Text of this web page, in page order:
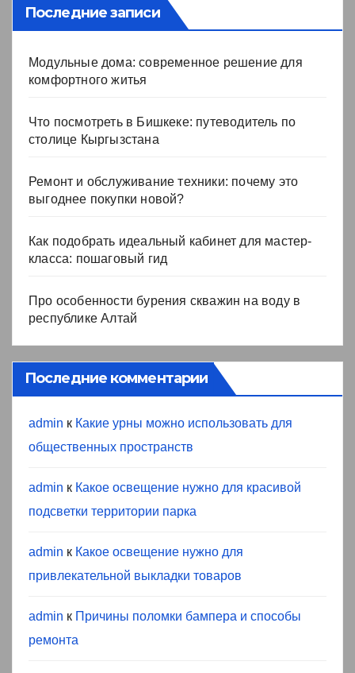
Последние записи
Модульные дома: современное решение для
комфортного житья
Что посмотреть в Бишкеке: путеводитель по
столице Кыргызстана
Ремонт и обслуживание техники: почему это
выгоднее покупки новой?
Как подобрать идеальный кабинет для мастер-
класса: пошаговый гид
Про особенности бурения скважин на воду в
республике Алтай
Последние комментарии
admin к Какие урны можно использовать для
общественных пространств
admin к Какое освещение нужно для красивой
подсветки территории парка
admin к Какое освещение нужно для
привлекательной выкладки товаров
admin к Причины поломки бампера и способы
ремонта